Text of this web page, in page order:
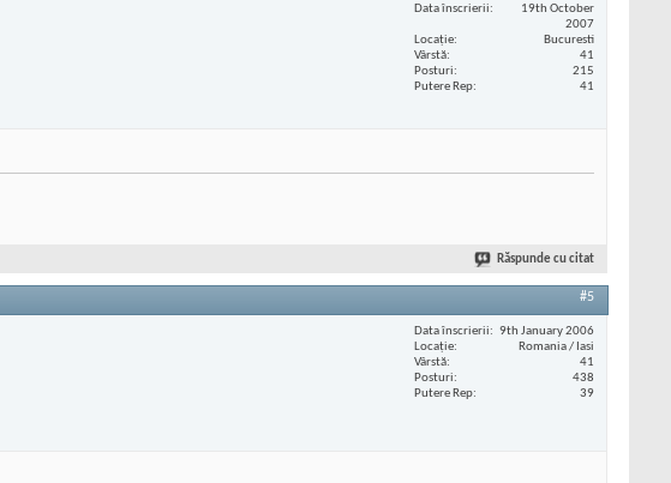
Data înscrierii
19th October
2007
Locaţie
Bucuresti
Vârstă
41
Posturi
215
Putere Rep
41
Răspunde cu citat
#5
Data înscrierii
9th January 2006
Locaţie
Romania / Iasi
Vârstă
41
Posturi
438
Putere Rep
39